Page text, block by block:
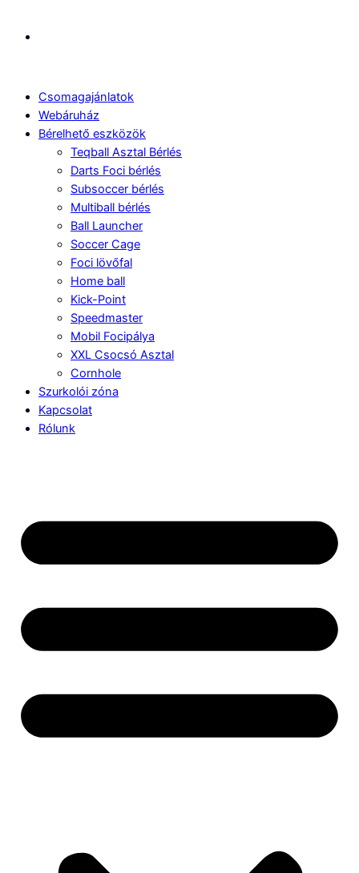
Csomagajánlatok
Webáruház
Bérelhető eszközök
Teqball Asztal Bérlés
Darts Foci bérlés
Subsoccer bérlés
Multiball bérlés
Ball Launcher
Soccer Cage
Foci lövőfal
Home ball
Kick-Point
Speedmaster
Mobil Focipálya
XXL Csocsó Asztal
Cornhole
Szurkolói zóna
Kapcsolat
Rólunk